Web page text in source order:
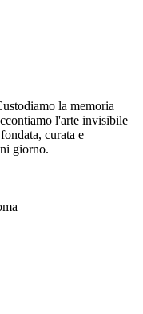
la memoria
l'arte invisibile
curata e
giorno.